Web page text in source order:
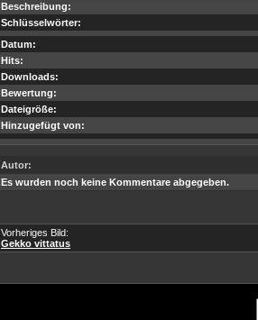
Beschreibung:
Schlüsselwörter:
Datum:
Hits:
Downloads:
Bewertung:
Dateigröße:
Hinzugefügt von:
Autor:
Es wurden noch keine Kommentare abgegeben.
Vorheriges Bild:
Gekko vittatus